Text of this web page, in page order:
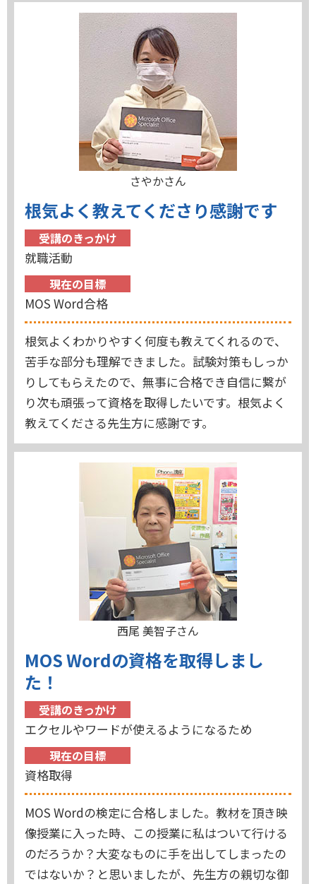
さやかさん
根気よく教えてくださり感謝です
受講のきっかけ
就職活動
現在の目標
MOS Word合格
根気よくわかりやすく何度も教えてくれるので、
苦手な部分も理解できました。試験対策もしっか
りしてもらえたので、無事に合格でき自信に繋が
り次も頑張って資格を取得したいです。根気よく
教えてくださる先生方に感謝です。
西尾 美智子さん
MOS Wordの資格を取得しまし
た！
受講のきっかけ
エクセルやワードが使えるようになるため
現在の目標
資格取得
MOS Wordの検定に合格しました。教材を頂き映
像授業に入った時、この授業に私はついて行ける
のだろうか？大変なものに手を出してしまったの
ではないか？と思いましたが、先生方の親切な御